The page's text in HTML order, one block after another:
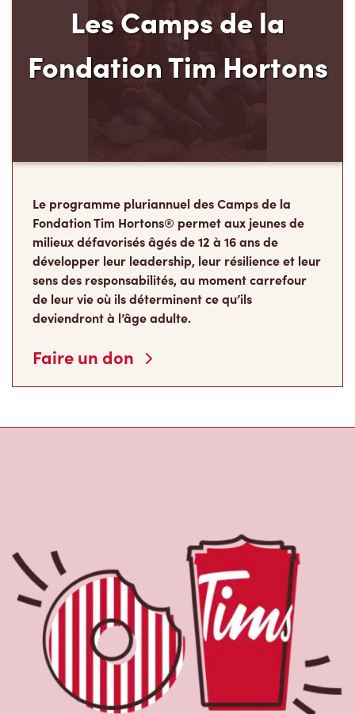
Fondation Tim Hortons
Le programme pluriannuel des Camps de la
milieux défavorisés âgés de 12 à 16 ans de
développer leur leadership, leur résilience et leur
sens des responsabilités, au moment carrefour
de leur vie où ils déterminent ce qu’ils
deviendront à l’âge adulte.
Faire un don